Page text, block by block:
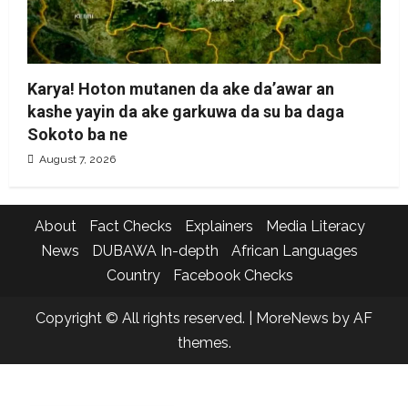
Karya! Hoton mutanen da ake da’awar an
kashe yayin da ake garkuwa da su ba daga
Sokoto ba ne
August 7, 2026
About Fact Checks Explainers
Media Literacy
News
DUBAWA In-depth
African Languages
Country
Facebook Checks
Copyright © All rights reserved. MoreNews by AF
themes.